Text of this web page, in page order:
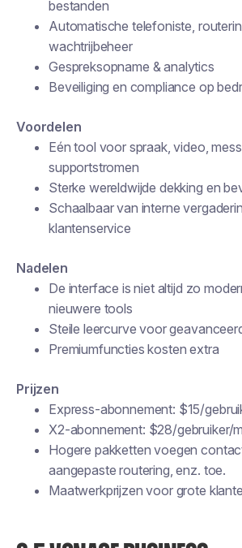
bestanden
Automatische telefoniste,
wachtrijbeheer
Gespreksopname & analytics
Beveiliging en compliance op
Voordelen
Eén tool voor spraak, video,
supportstromen
Sterke wereldwijde dekking en
Schaalbaar van interne
klantenservice
Nadelen
De interface is niet altijd zo
nieuwere tools
Steile leercurve voor
Premiumfuncties kosten extra
Prijzen
Express-abonnement: $15/
X2-abonnement: $28/gebruiker/
Hogere pakketten voegen
aangepaste routering, enz. toe.
Maatwerkprijzen voor grote